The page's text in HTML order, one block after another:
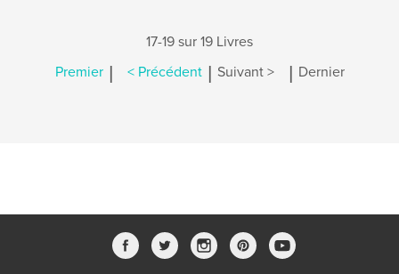
17-19 sur 19 Livres
Premier | < Précédent | Suivant > | Dernier